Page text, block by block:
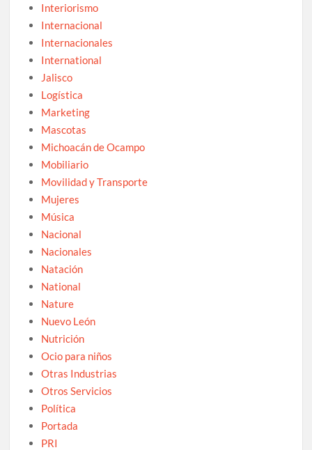
Interiorismo
Internacional
Internacionales
International
Jalisco
Logística
Marketing
Mascotas
Michoacán de Ocampo
Mobiliario
Movilidad y Transporte
Mujeres
Música
Nacional
Nacionales
Natación
National
Nature
Nuevo León
Nutrición
Ocio para niños
Otras Industrias
Otros Servicios
Política
Portada
PRI